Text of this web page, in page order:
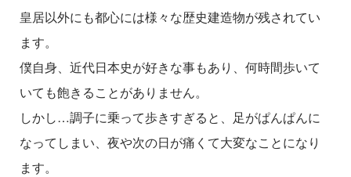
皇居以外にも都心には様々な歴史建造物が残されてい
ます。
僕自身、近代日本史が好きな事もあり、何時間歩いて
いても飽きることがありません。
しかし…調子に乗って歩きすぎると、足がぱんぱんに
なってしまい、夜や次の日が痛くて大変なことになり
ます。